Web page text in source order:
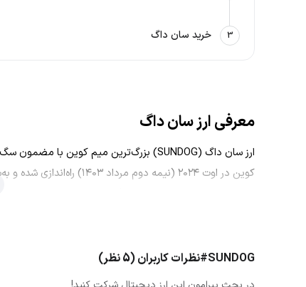
3 خرید سان داگ
معرفی ارز سان داگ
به عنوان یک پروژه میم کوین سرگرم‌کننده با پتانسیل رشد
ارز سان داگ به‌شکلی منصفانه راه‌اندازی شد؛ به این معنی
#SUNDOGنظرات کاربران (5 نظر)